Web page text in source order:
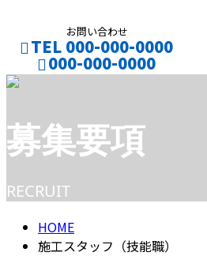
お問い合わせ
TEL 000-000-0000
000-000-0000
ENTRY
CONTACT
募集要項
RECRUIT
HOME
施工スタッフ（技能職）